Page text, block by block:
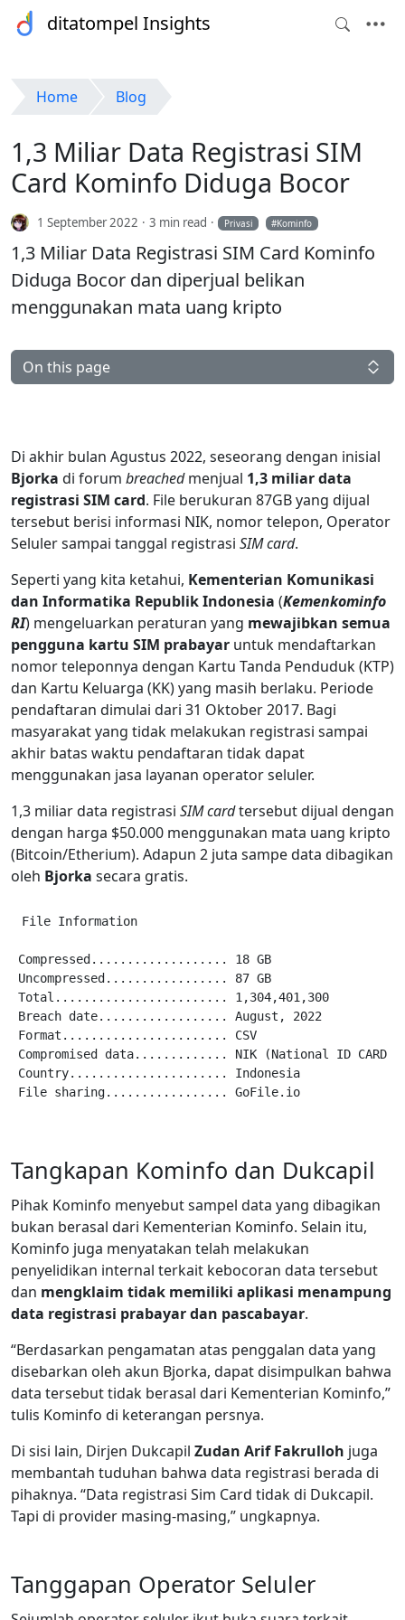
ditatompel Insights
Home Blog
1,3 Miliar Data Registrasi SIM
Card Kominfo Diduga Bocor
1 September 2022 3 min read Privasi Kominfo
1,3 Miliar Data Registrasi SIM Card Kominfo
Diduga Bocor dan diperjual belikan
menggunakan mata uang kripto
On this page
Di akhir bulan Agustus 2022, seseorang dengan inisial
Bjorka di forum breachedmenjual 1,3 miliar data
registrasi SIM card. File berukuran 87GB yang dijual
tersebut berisi informasi NIK, nomor telepon, Operator
Seluler sampai tanggal registrasi SIM card.
Seperti yang kita ketahui, Kementerian Komunikasi
dan Informatika Republik Indonesia (Kemenkominfo
RI) mengeluarkan peraturan yang mewajibkan semua
pengguna kartu SIM prabayar untuk mendaftarkan
nomor teleponnya dengan Kartu Tanda Penduduk (KTP)
dan Kartu Keluarga (KK) yang masih berlaku. Periode
pendaftaran dimulai dari 31 Oktober 2017. Bagi
masyarakat yang tidak melakukan registrasi sampai
akhir batas waktu pendaftaran tidak dapat
menggunakan jasa layanan operator seluler.
1,3 miliar data registrasi SIM cardtersebut dijual dengan
dengan harga $50.000 menggunakan mata uang kripto
(Bitcoin/Etherium). Adapun 2 juta sampe data dibagikan
oleh Bjorka secara gratis.
File Information
Compressed................... 18 GB
Uncompressed................. 87 GB
Total........................ 1,304,401,300
Breach date.................. August, 2022
Format....................... CSV
Compromised data............. NIK (National ID CARD
Country...................... Indonesia
Tangkapan Kominfo dan Dukcapil
Pihak Kominfo menyebut sampel data yang dibagikan
bukan berasal dari Kementerian Kominfo. Selain itu,
Kominfo juga menyatakan telah melakukan
penyelidikan internal terkait kebocoran data tersebut
dan mengklaim tidak memiliki aplikasi menampung
data registrasi prabayar dan pascabayar.
“Berdasarkan pengamatan atas penggalan data yang
disebarkan oleh akun Bjorka, dapat disimpulkan bahwa
data tersebut tidak berasal dari Kementerian Kominfo,”
tulis Kominfo di keterangan persnya.
Di sisi lain, Dirjen Dukcapil Zudan Arif Fakrulloh juga
membantah tuduhan bahwa data registrasi berada di
pihaknya. “Data registrasi Sim Card tidak di Dukcapil.
Tapi di provider masing-masing,” ungkapnya.
Tanggapan Operator Seluler